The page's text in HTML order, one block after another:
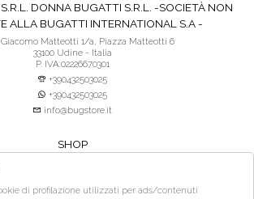
DONNA BUGATTI S.R.L. -SOCIETÀ NON
ALLA BUGATTI INTERNATIONAL S.A -
Giacomo Matteotti 1/a, Piazza Matteotti 6
33100 Udine - Italia
P. IVA:02226670301
+390432503025
+390432503025
info@bugstore.it
SHOP
ACQUISTO SICURO
di profilazione utilizzati per ads/contenuti